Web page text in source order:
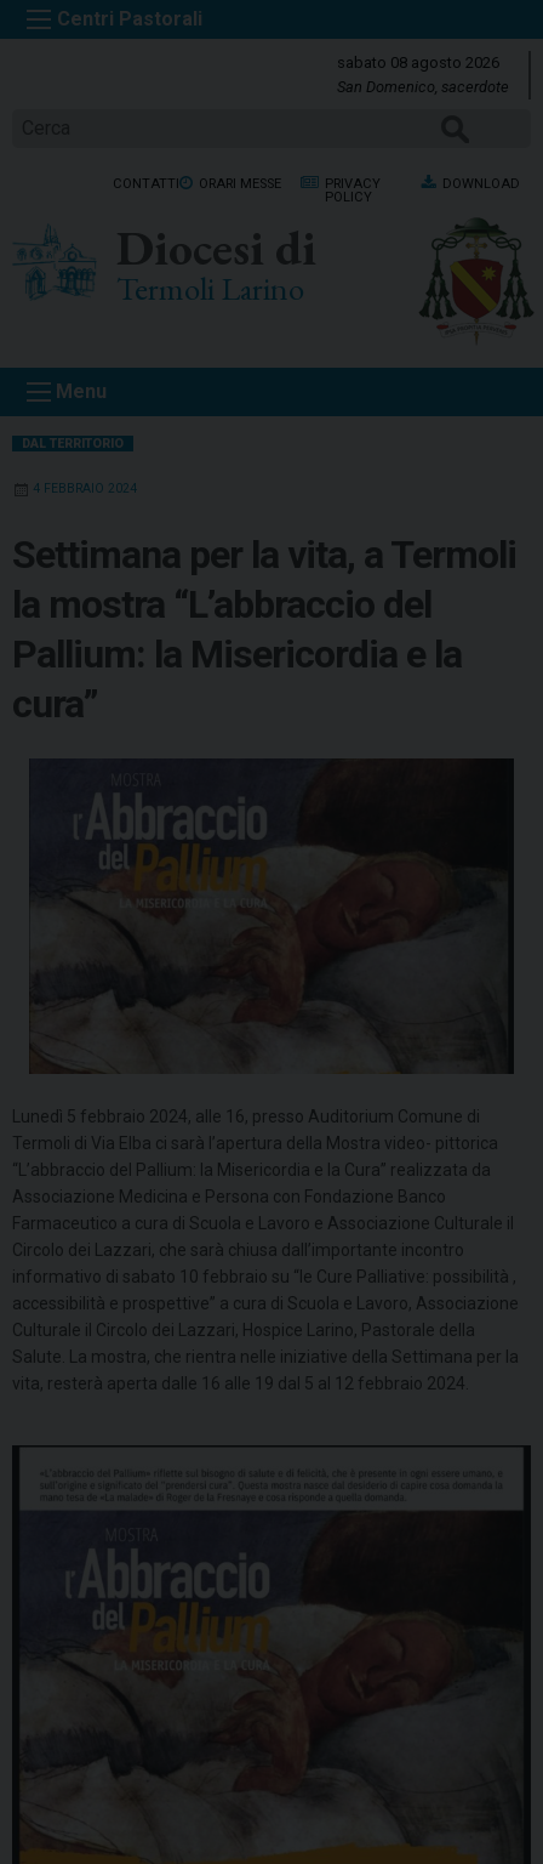
k
t
sabato 08 agosto 2026
San Domenico, sacerdote
CONTATTI ORARI MESSE
PRIVACY
POLICY
DOWNLOAD
Diocesi di
Termoli Larino
Menu
DAL TERRITORIO
4 FEBBRAIO 2024
Settimana per la vita, a Termoli
la mostra “L’abbraccio del
Pallium: la Misericordia e la
cura”
Lunedì 5 febbraio 2024, alle 16, presso Auditorium Comune di
Termoli di Via Elba ci sarà l’apertura della Mostra video- pittorica
“L’abbraccio del Pallium: la Misericordia e la Cura” realizzata da
Associazione Medicina e Persona con Fondazione Banco
Farmaceutico a cura di Scuola e Lavoro e Associazione Culturale il
Circolo dei Lazzari, che sarà chiusa dall’importante incontro
informativo di sabato 10 febbraio su “le Cure Palliative: possibilità ,
accessibilità e prospettive” a cura di Scuola e Lavoro, Associazione
Culturale il Circolo dei Lazzari, Hospice Larino, Pastorale della
Salute. La mostra, che rientra nelle iniziative della Settimana per la
vita, resterà aperta dalle 16 alle 19 dal 5 al 12 febbraio 2024.